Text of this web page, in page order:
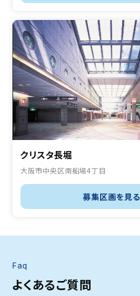
クリスタ長堀
大阪市中央区南船場4丁目
募集区画を見る
Faq
よくあるご質問